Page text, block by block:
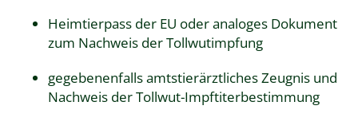
Heimtierpass der EU oder analoges Dokument
zum Nachweis der Tollwutimpfung
gegebenenfalls amtstierärztliches Zeugnis und
Nachweis der Tollwut-Impftiterbestimmung